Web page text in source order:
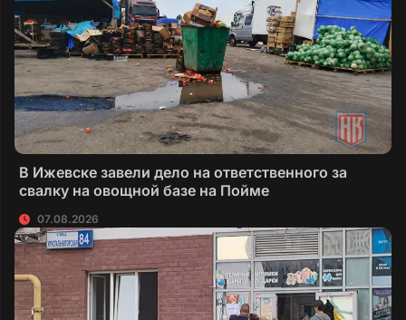
В Ижевске завели дело на ответственного за
свалку на овощной базе на Пойме
07.08.2026